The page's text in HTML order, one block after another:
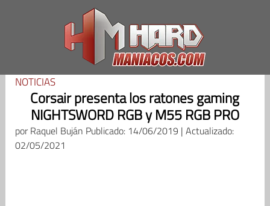
NOTICIAS
Corsair presenta los ratones gaming
NIGHTSWORD RGB y M55 RGB PRO
porRaquel Buján Publicado: 14/06/2019 | Actualizado:
02/05/2021